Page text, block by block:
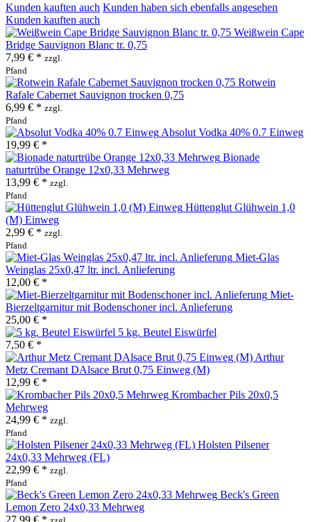
Kunden kauften auch Kunden haben sich ebenfalls angesehen
Kunden kauften auch
Weißwein Cape
Bridge Sauvignon Blanc tr. 0,75
7,99 € * zzgl.
Pfand
Rotwein
Rafale Cabernet Sauvignon trocken 0,75
6,99 € * zzgl.
Pfand
Absolut Vodka 40% 0.7 Einweg
19,99 € *
Bionade
naturtrübe Orange 12x0,33 Mehrweg
13,99 € * zzgl.
Pfand
Hüttenglut Glühwein 1,0
(M) Einweg
2,99 € * zzgl.
Pfand
Miet-Glas
Weinglas 25x0,47 ltr. incl. Anlieferung
12,00 € *
Miet-
Bierzeltgarnitur mit Bodenschoner incl. Anlieferung
25,00 € *
5 kg. Beutel Eiswürfel
7,50 € *
Arthur
Metz Cremant DAlsace Brut 0,75 Einweg (M)
12,99 € *
Krombacher Pils 20x0,5
Mehrweg
24,99 € * zzgl.
Pfand
Holsten Pilsener
24x0,33 Mehrweg (FL)
22,99 € * zzgl.
Pfand
Beck's Green
Lemon Zero 24x0,33 Mehrweg
27,99 € *